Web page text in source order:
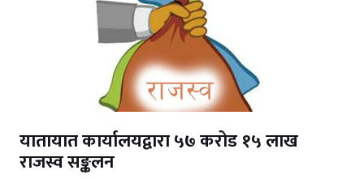
यातायात कार्यालयद्वारा ५७ करोड १५ लाख
राजस्व सङ्कलन